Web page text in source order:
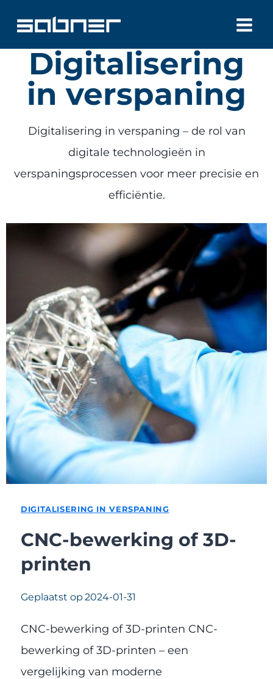
naar
inhoudDigitalisering
in verspaning
Digitalisering in verspaning – de rol van
digitale technologieën in
verspaningsprocessen voor meer precisie en
efficiëntie.
DIGITALISERING IN VERSPANING
CNC-bewerking of 3D-
printen
Geplaatst op 2024-01-31
CNC-bewerking of 3D-printen CNC-
bewerking of 3D-printen – een
vergelijking van moderne